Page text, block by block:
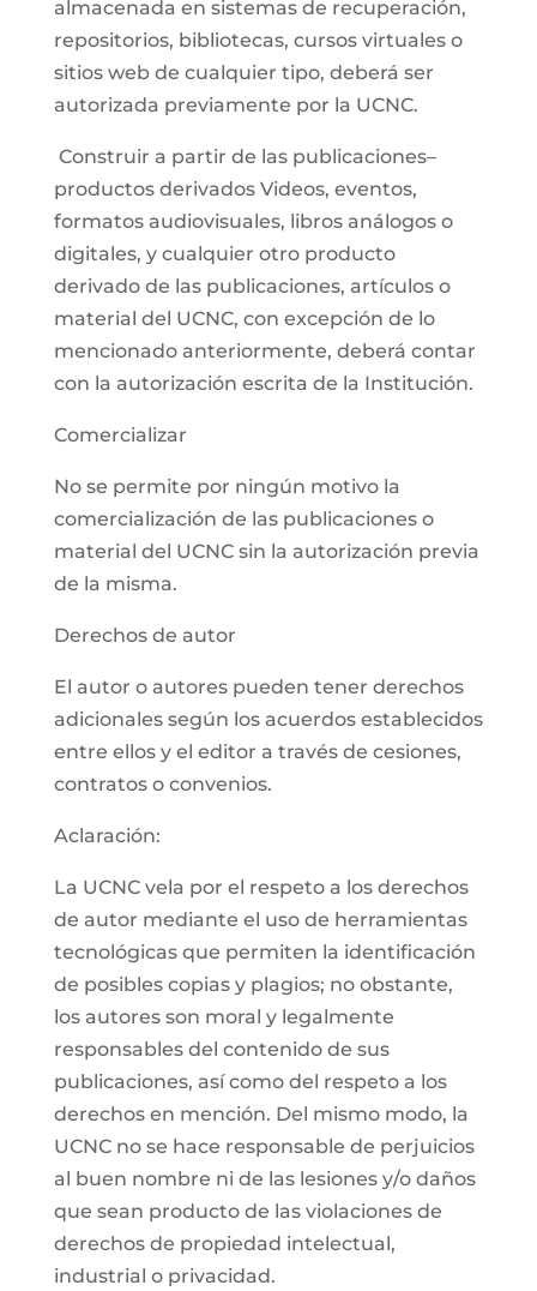
almacenada en sistemas de recuperación,
repositorios, bibliotecas, cursos virtuales o
sitios web de cualquier tipo, deberá ser
autorizada previamente por la UCNC.
Construir a partir de las publicaciones–
productos derivados Videos, eventos,
formatos audiovisuales, libros análogos o
digitales, y cualquier otro producto
derivado de las publicaciones, artículos o
material del UCNC, con excepción de lo
mencionado anteriormente, deberá contar
con la autorización escrita de la Institución.
Comercializar
No se permite por ningún motivo la
comercialización de las publicaciones o
material del UCNC sin la autorización previa
de la misma.
Derechos de autor
El autor o autores pueden tener derechos
adicionales según los acuerdos establecidos
entre ellos y el editor a través de cesiones,
contratos o convenios.
Aclaración:
La UCNC vela por el respeto a los derechos
de autor mediante el uso de herramientas
tecnológicas que permiten la identificación
de posibles copias y plagios; no obstante,
los autores son moral y legalmente
responsables del contenido de sus
publicaciones, así como del respeto a los
derechos en mención. Del mismo modo, la
UCNC no se hace responsable de perjuicios
al buen nombre ni de las lesiones y/o daños
que sean producto de las violaciones de
derechos de propiedad intelectual,
industrial o privacidad.